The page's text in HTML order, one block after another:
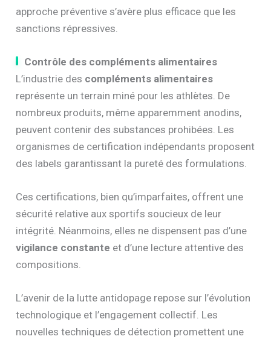
approche préventive s’avère plus efficace que les
sanctions répressives.
Contrôle des compléments alimentaires
L’industrie des compléments alimentaires
représente un terrain miné pour les athlètes. De
nombreux produits, même apparemment anodins,
peuvent contenir des substances prohibées. Les
organismes de certification indépendants proposent
des labels garantissant la pureté des formulations.
Ces certifications, bien qu’imparfaites, offrent une
sécurité relative aux sportifs soucieux de leur
intégrité. Néanmoins, elles ne dispensent pas d’une
vigilance constante et d’une lecture attentive des
compositions.
L’avenir de la lutte antidopage repose sur l’évolution
technologique et l’engagement collectif. Les
nouvelles techniques de détection promettent une